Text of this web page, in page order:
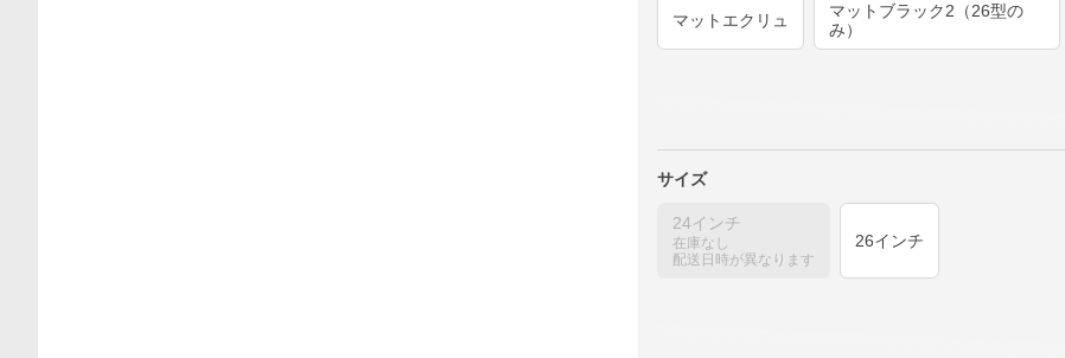
マットエクリュ
マットブラック2（26型の
み）
サイズ
24インチ
在庫なし
配送日時が異なります
26インチ